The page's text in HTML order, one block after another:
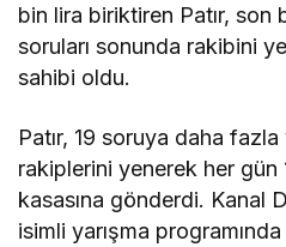
bin lira biriktiren Patır, son
soruları sonunda rakibini
sahibi oldu.
Patır, 19 soruya daha
rakiplerini yenerek her gün
kasasına gönderdi. Kanal
isimli yarışma